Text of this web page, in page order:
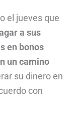
el jueves que
a sus
en bonos
un camino
su dinero en
con